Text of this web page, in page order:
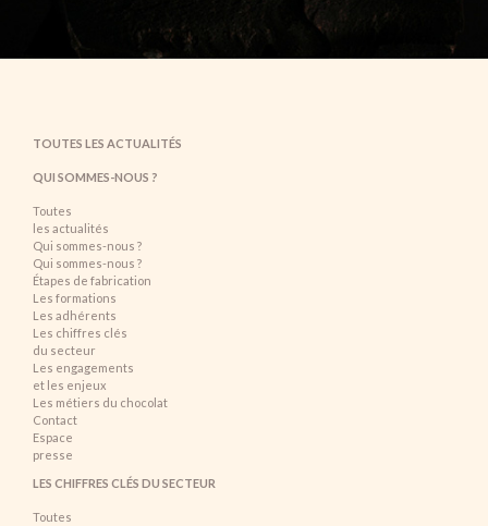
TOUTES LES ACTUALITÉS
QUI SOMMES-NOUS ?
Toutes
les actualités
Qui sommes-nous ?
Qui sommes-nous ?
Étapes de fabrication
Les formations
Les adhérents
Les chiffres clés
du secteur
Les engagements
et les enjeux
Les métiers du chocolat
Contact
Espace
presse
LES CHIFFRES CLÉS DU SECTEUR
Toutes